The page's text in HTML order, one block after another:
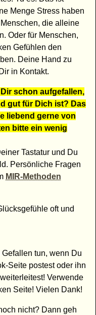
Menge Stress haben
die alleine
Oder für Menschen,
Gefühlen den
Deine Hand zu
in Kontakt.
schon aufgefallen,
gut für Dich ist? Das
liebend gerne von
bitte ein wenig
Tastatur und Du
Persönliche Fragen
MIR-Methoden
oft und
tun, wenn Du
Seite postest oder ihn
Verwende
Seite! Vielen Dank!
nicht? Dann geh